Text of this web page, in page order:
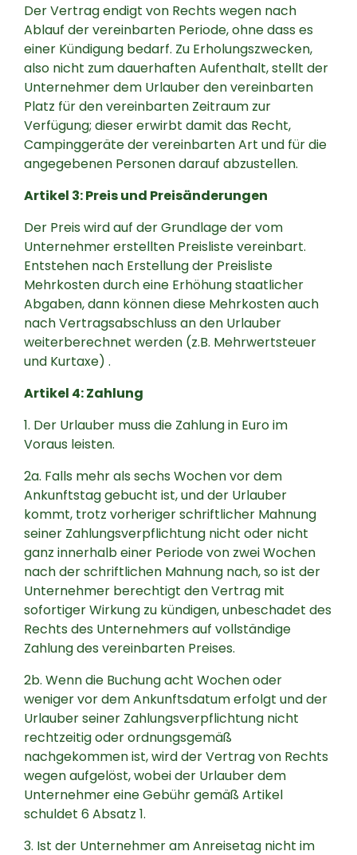
Der Vertrag endigt von Rechts wegen nach
Ablauf der vereinbarten Periode, ohne dass es
einer Kündigung bedarf. Zu Erholungszwecken,
also nicht zum dauerhaften Aufenthalt, stellt der
Unternehmer dem Urlauber den vereinbarten
Platz für den vereinbarten Zeitraum zur
Verfügung; dieser erwirbt damit das Recht,
Campinggeräte der vereinbarten Art und für die
angegebenen Personen darauf abzustellen.
Artikel 3: Preis und Preisänderungen
Der Preis wird auf der Grundlage der vom
Unternehmer erstellten Preisliste vereinbart.
Entstehen nach Erstellung der Preisliste
Mehrkosten durch eine Erhöhung staatlicher
Abgaben, dann können diese Mehrkosten auch
nach Vertragsabschluss an den Urlauber
weiterberechnet werden (z.B. Mehrwertsteuer
und Kurtaxe) .
Artikel 4: Zahlung
1. Der Urlauber muss die Zahlung in Euro im
Voraus leisten.
2a. Falls mehr als sechs Wochen vor dem
Ankunftstag gebucht ist, und der Urlauber
kommt, trotz vorheriger schriftlicher Mahnung
seiner Zahlungsverpflichtung nicht oder nicht
ganz innerhalb einer Periode von zwei Wochen
nach der schriftlichen Mahnung nach, so ist der
Unternehmer berechtigt den Vertrag mit
sofortiger Wirkung zu kündigen, unbeschadet des
Rechts des Unternehmers auf vollständige
Zahlung des vereinbarten Preises.
2b. Wenn die Buchung acht Wochen oder
weniger vor dem Ankunftsdatum erfolgt und der
Urlauber seiner Zahlungsverpflichtung nicht
rechtzeitig oder ordnungsgemäß
nachgekommen ist, wird der Vertrag von Rechts
wegen aufgelöst, wobei der Urlauber dem
Unternehmer eine Gebühr gemäß Artikel
schuldet 6 Absatz 1.
3. Ist der Unternehmer am Anreisetag nicht im